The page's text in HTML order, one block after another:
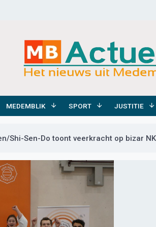
MEDEMBLIK SPORT JUSTITIE
Shi-Sen-Do toont veerkracht op bizar